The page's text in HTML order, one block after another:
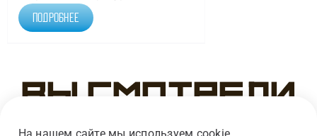
Подробнее
Вы смотрели